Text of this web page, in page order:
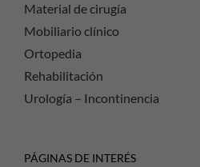
Material de cirugía
Mobiliario clínico
Ortopedia
Rehabilitación
Urología – Incontinencia
PÁGINAS DE INTERÉS